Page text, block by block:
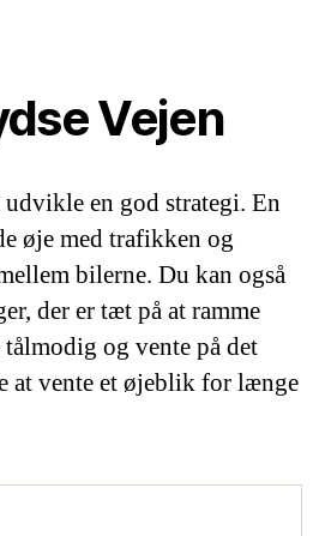
Vejen
en god strategi. En
øje med trafikken og
bilerne. Du kan også
der er tæt på at ramme
og vente på det
at vente et øjeblik for længe